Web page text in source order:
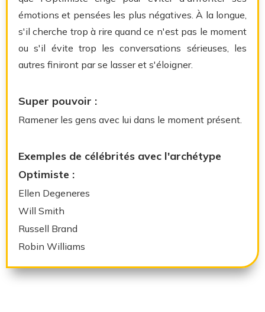
émotions et pensées les plus négatives. À la longue,
s'il cherche trop à rire quand ce n'est pas le moment
ou s'il évite trop les conversations sérieuses, les
autres finiront par se lasser et s'éloigner.
Super pouvoir :
Ramener les gens avec lui dans le moment présent.
Exemples de célébrités avec l'archétype
Optimiste :
Ellen Degeneres
Will Smith
Russell Brand
Robin Williams